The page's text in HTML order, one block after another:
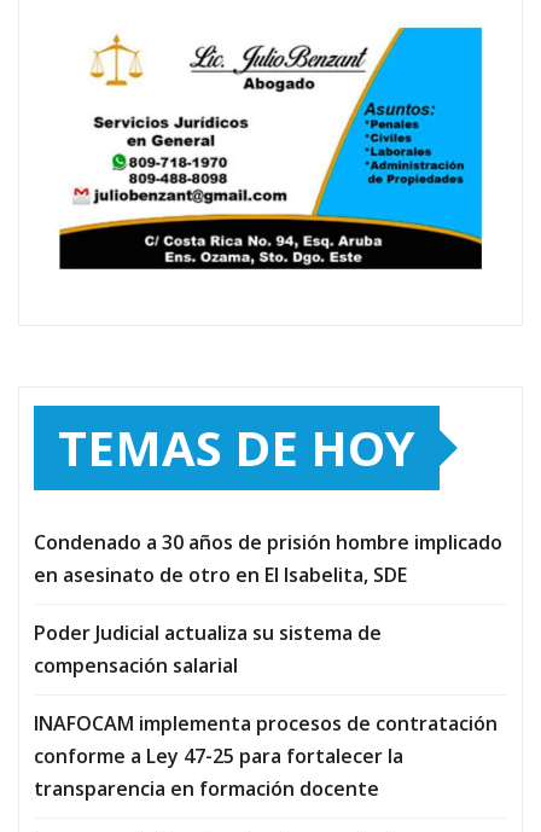
TEMAS DE HOY
Condenado a 30 años de prisión hombre implicado
en asesinato de otro en El Isabelita, SDE
Poder Judicial actualiza su sistema de
compensación salarial
INAFOCAM implementa procesos de contratación
conforme a Ley 47-25 para fortalecer la
transparencia en formación docente